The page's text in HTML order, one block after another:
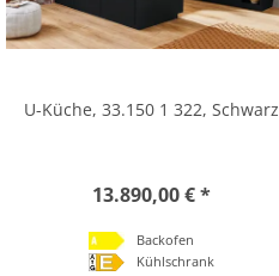
U-Küche, 33.150 1 322, Schwarz
13.890,00 € *
Backofen
Kühlschrank